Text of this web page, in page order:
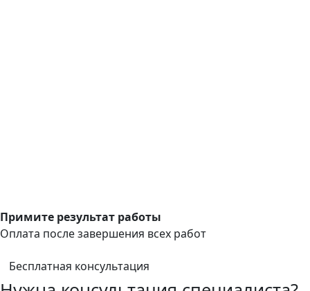
Примите результат работы
Оплата после завершения всех работ
Бесплатная консультация